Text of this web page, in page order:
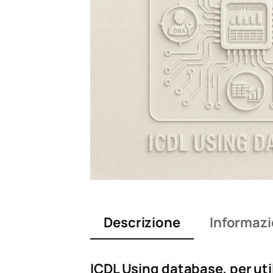
Descrizione
ICDL Using database, per